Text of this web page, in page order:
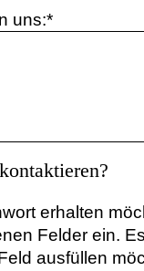
uns:*
erhalten
Felder ein.
ausfüllen